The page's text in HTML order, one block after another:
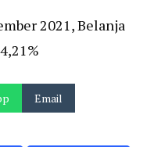
2021, Belanja
Email